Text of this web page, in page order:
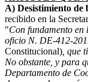
A) Desistimiento
recibido en la
"Con fundamento
oficio N. DE-412-
Constitucional) , que
No obstante, y para
Departamento de